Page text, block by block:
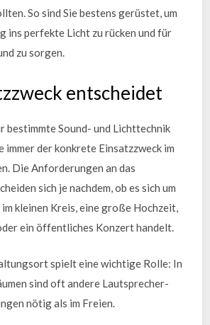
So sind Sie bestens gerüstet, um
ins perfekte Licht zu rücken und für
zu sorgen.
entscheidet
bestimmte Sound- und Lichttechnik
immer der konkrete Einsatzzweck im
Die Anforderungen an das
sich je nachdem, ob es sich um
kleinen Kreis, eine große Hochzeit,
ein öffentliches Konzert handelt.
spielt eine wichtige Rolle: In
sind oft andere Lautsprecher-
nötig als im Freien.